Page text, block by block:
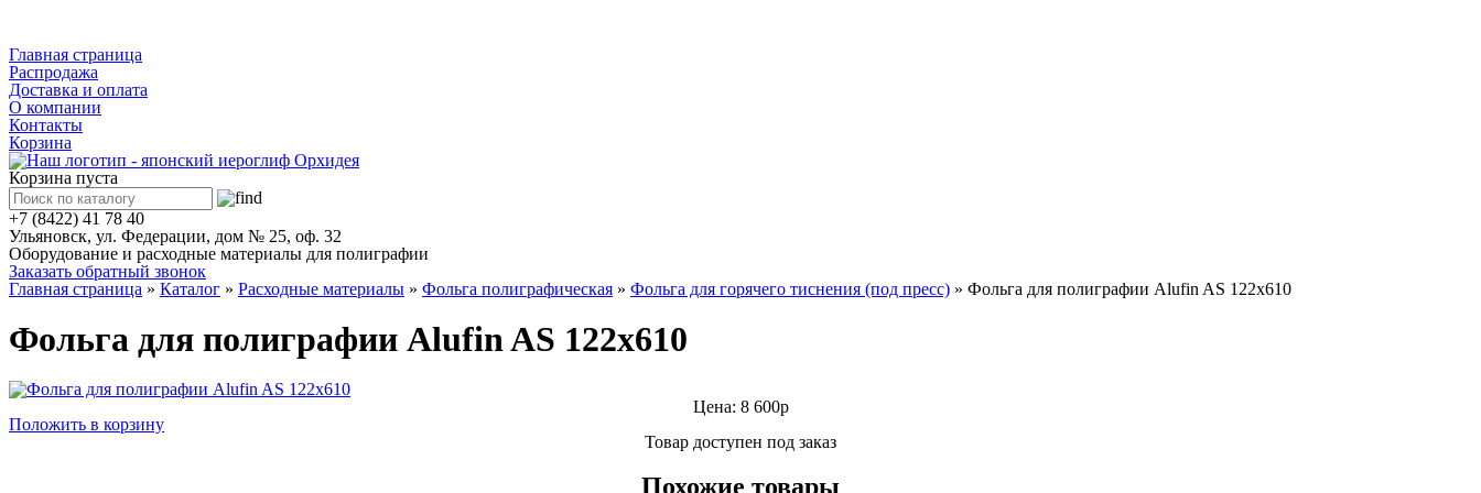
Главная страница
Распродажа
Доставка и оплата
О компании
Контакты
Корзина
Корзина пуста
+7 (8422) 41 78 40
Ульяновск, ул. Федерации, дом № 25, оф. 32
Оборудование и расходные материалы для полиграфии
Заказать обратный звонок
Главная страница » Каталог » Расходные материалы » Фольга полиграфическая » Фольга для горячего тиснения (под пресс) » Фольга для полиграфии Alufin AS 122х610
Фольга для полиграфии Alufin AS 122х610
Цена: 8 600р
Положить в корзину
Товар доступен под заказ
Похожие товары